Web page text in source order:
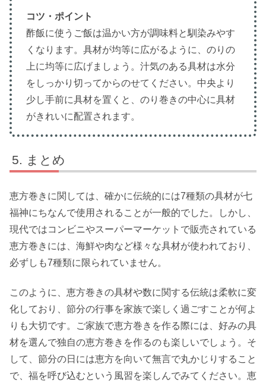
コツ・ポイント
酢飯に使うご飯は温かい方が調味料と馴染みやす
くなります。具材が均等に広がるように、のりの
上に均等に広げましょう。汁気のある具材は水分
をしっかり切ってからのせてください。中央より
少し手前に具材を置くと、のり巻きの中心に具材
がきれいに配置されます。
まとめ
恵方巻きに関しては、確かに伝統的には7種類の具材が七
福神にちなんで使用されることが一般的でした。しかし、
現代ではコンビニやスーパーマーケットで販売されている
恵方巻きには、海鮮や肉など様々な具材が使われており、
必ずしも7種類に限られていません。
このように、恵方巻きの具材や数に関する伝統は柔軟に変
化しており、節分の行事を家族で楽しく過ごすことが何よ
りも大切です。ご家族で恵方巻きを作る際には、好みの具
材を選んで独自の恵方巻きを作るのも楽しいでしょう。そ
して、節分の日には恵方を向いて無言で丸かじりすること
で、福を呼び込むという風習を楽しんでみてください。恵